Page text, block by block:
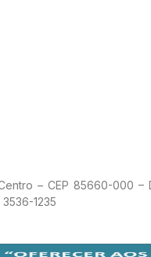
– CEP 85660-000 –
1235